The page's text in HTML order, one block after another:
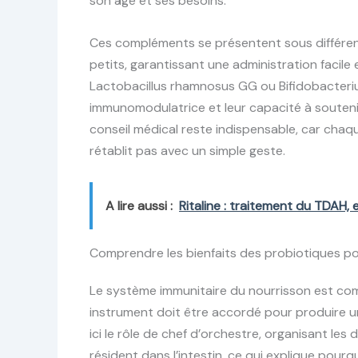
Ces compléments se présentent sous
petits, garantissant une administration facile
Lactobacillus rhamnosus GG ou
immunomodulatrice et leur capacité à
conseil médical reste indispensable, car
rétablit pas avec un simple geste.
A lire aussi : Ritaline : traitement du
Comprendre les bienfaits des probiotiques
Le système immunitaire du nourrisson est
instrument doit être accordé pour produire
ici le rôle de chef d’orchestre, organisant les